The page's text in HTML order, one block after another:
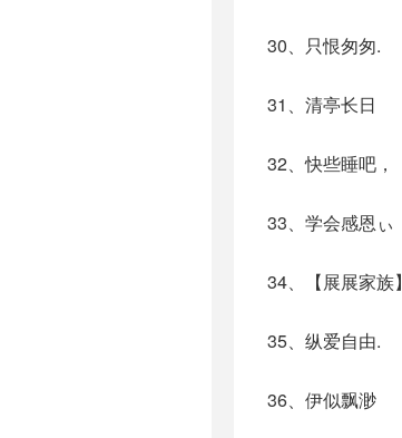
30、只恨匆匆.
31、清亭长日
32、快些睡吧，
33、学会感恩ぃ
34、【展展家族】
35、纵爱自由.
36、伊似飘渺